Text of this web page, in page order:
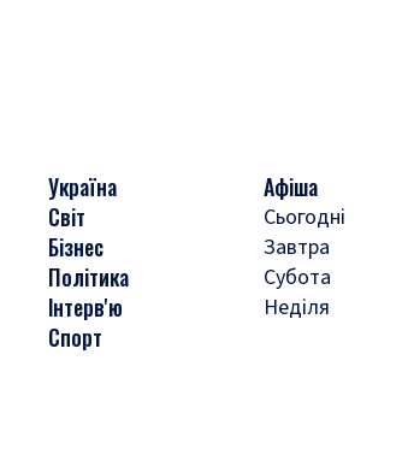
Україна
Світ
Бізнес
Політика
Інтерв'ю
Спорт
Афіша
Сьогодні
Завтра
Субота
Неділя